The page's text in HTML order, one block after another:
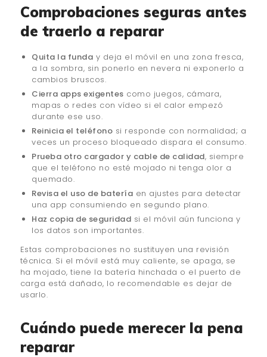
Comprobaciones seguras antes
de traerlo a reparar
Quita la funda y deja el móvil en una zona fresca,
a la sombra, sin ponerlo en nevera ni exponerlo a
cambios bruscos.
Cierra apps exigentes como juegos, cámara,
mapas o redes con vídeo si el calor empezó
durante ese uso.
Reinicia el teléfono si responde con normalidad; a
veces un proceso bloqueado dispara el consumo.
Prueba otro cargador y cable de calidad, siempre
que el teléfono no esté mojado ni tenga olor a
quemado.
Revisa el uso de batería en ajustes para detectar
una app consumiendo en segundo plano.
Haz copia de seguridad si el móvil aún funciona y
los datos son importantes.
Estas comprobaciones no sustituyen una revisión
técnica. Si el móvil está muy caliente, se apaga, se
ha mojado, tiene la batería hinchada o el puerto de
carga está dañado, lo recomendable es dejar de
usarlo.
Cuándo puede merecer la pena
reparar